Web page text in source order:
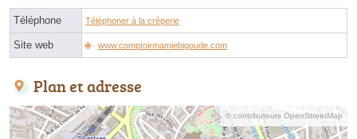
Téléphone Téléphoner à la crêperie
Site web www.comptoirmamiebigoude.com
Plan et adresse
© contributeurs OpenStreetMap